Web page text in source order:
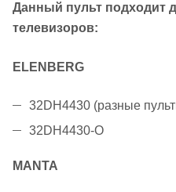
Данный пульт подходит
телевизоров:
ELENBERG
32DH4430 (разные
32DH4430-O
MANTA